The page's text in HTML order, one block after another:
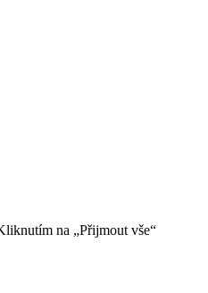
na „Přijmout vše“